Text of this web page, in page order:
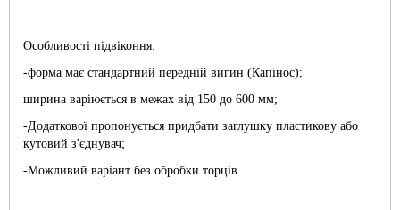
Особливості підвіконня:
-форма має стандартний передній вигин (Капінос);
ширина варіюється в межах від 150 до 600 мм;
-Додаткової пропонується придбати заглушку пластикову або
кутовий з'єднувач;
-Можливий варіант без обробки торців.